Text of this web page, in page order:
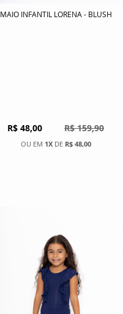
MAIO INFANTIL LORENA - BLUSH
R$ 48,00 R$ 159,90
1XDE R$ 48,00